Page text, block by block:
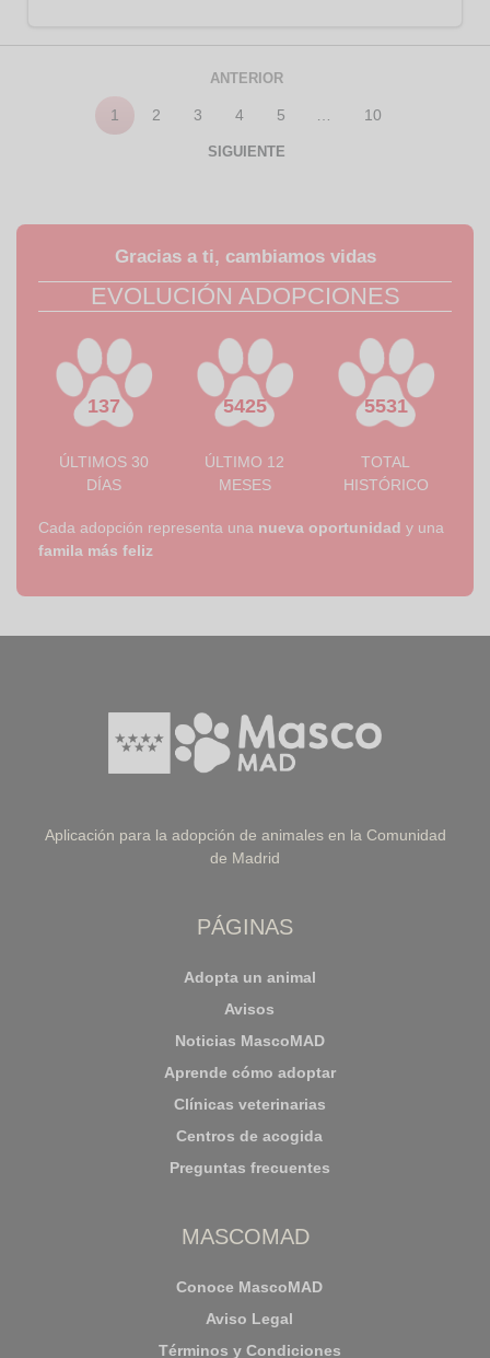
ANTERIOR
1 2 3 4 5 10
SIGUIENTE
Gracias a ti, cambiamos vidas
EVOLUCIÓN ADOPCIONES
137
ÚLTIMOS 30
DÍAS
5425
ÚLTIMO 12
MESES
5531
TOTAL
HISTÓRICO
Cada adopción representa una nueva oportunidad y una
famila más feliz
Aplicación para la adopción de animales en la Comunidad
de Madrid
PÁGINAS
Adopta un animal
Avisos
Noticias MascoMAD
Aprende cómo adoptar
Clínicas veterinarias
Centros de acogida
Preguntas frecuentes
MASCOMAD
Conoce MascoMAD
Aviso Legal
Términos y Condiciones